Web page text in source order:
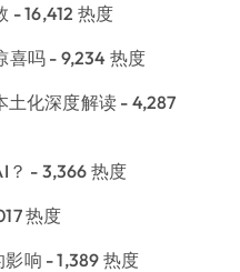
- 16,412 热度
喜吗- 9,234 热度
土化深度解读 - 4,287
？ - 3,366 热度
热度
影响 - 1,389 热度